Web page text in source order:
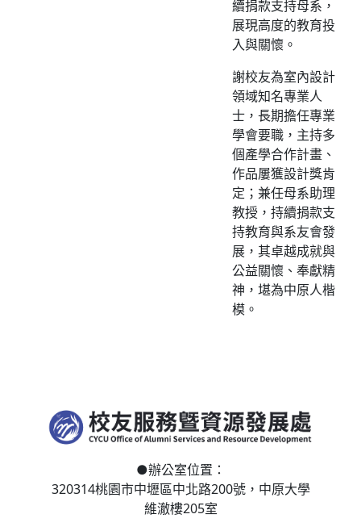
續捐款支持母系，
展現高度的教育投
入與關懷。
謝校友為室內設計
領域知名專業人
士，長期擔任專業
學會要職，主持多
個產學合作計畫、
作品屢獲設計獎肯
定；兼任母系助理
教授，持續捐款支
持教育與系友會發
展，其卓越成就與
公益關懷、奉獻精
神，堪為中原人楷
模。
●辦公室位置：
320314桃園市中壢區中北路200號， 中原大學
維澈樓205室